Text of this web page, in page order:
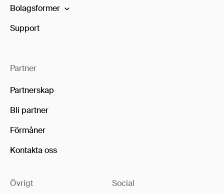
Bolagsformer
Support
Partner
Partnerskap
Bli partner
Förmåner
Kontakta oss
Övrigt Social